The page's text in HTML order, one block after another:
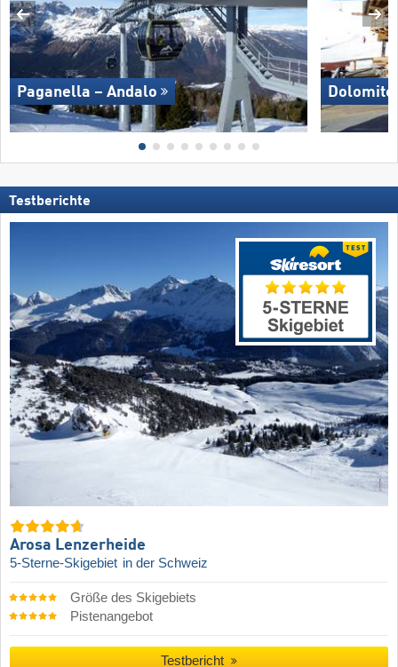
Paganella – Andalo
Testberichte
Arosa Lenzerheide
5-Sterne-Skigebiet in der Schweiz
Größe des Skigebiets
Pistenangebot
Testbericht